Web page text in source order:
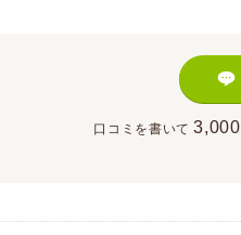
口コミを書いて 3,000